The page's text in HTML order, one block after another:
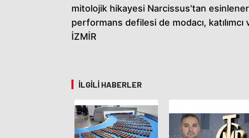
mitolojik hikayesi Narcissus'tan
performans defilesi de modacı,
İZMİR
İLGILI HABERLER